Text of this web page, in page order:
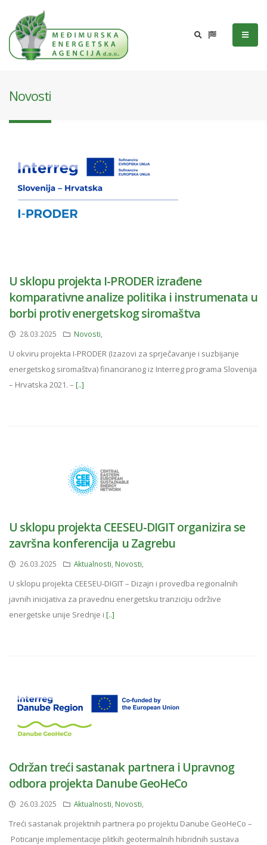
Novosti
U sklopu projekta I-PRODER izrađene
komparativne analize politika i instrumenata u
borbi protiv energetskog siromaštva
28.03.2025 Novosti
U okviru projekta I-PRODER (Izazovi za sprječavanje i suzbijanje
energetskog siromaštva) financiranog iz Interreg programa Slovenija
– Hrvatska 2021. – [..]
U sklopu projekta CEESEU-DIGIT organizira se
završna konferencija u Zagrebu
26.03.2025 Aktualnosti Novosti
U sklopu projekta CEESEU-DIGIT – Dizajn i provedba regionalnih
javnih inicijativa za pravednu energetsku tranziciju održive
energetske unije Srednje i [..]
Održan treći sastanak partnera i Upravnog
odbora projekta Danube GeoHeCo
26.03.2025 Aktualnosti Novosti
Treći sastanak projektnih partnera po projektu Danube GeoHeCo –
Poticanje implementacije plitkih geotermalnih hibridnih sustava